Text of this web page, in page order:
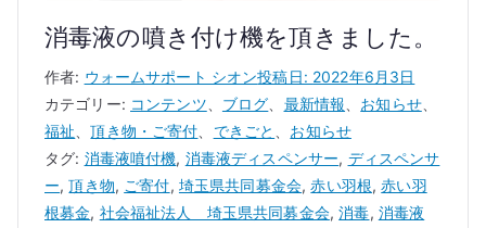
消毒液の噴き付け機を頂きました。
作者: ウォームサポート シオン投稿日: 2022年6月3日
カテゴリー: コンテンツ ブログ 最新情報 お知らせ、
福祉 、頂き物・ご寄付 できごと
お知らせ
タグ: 消毒液噴付機, 消毒液ディスペンサー, ディスペンサ
ー,頂き物, ご寄付, 埼玉県共同募金会,赤い羽根,赤い羽
根募金, 社会福祉法人 埼玉県共同募金会,消毒, 消毒液